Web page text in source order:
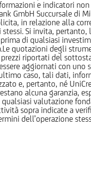
e indicatori
GmbH Succursale di
in relazione alla
Si invita, pertanto,
di qualsiasi
quotazioni degli
riportati del
aggiornati con
caso, tali dati,
e, pertanto, né
alcuna garanzia,
valutazione
sopra indicate a
dell’operazione